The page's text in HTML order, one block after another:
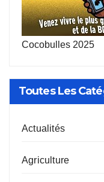
Cocobulles 2025
Toutes Les
Actualités
Agriculture